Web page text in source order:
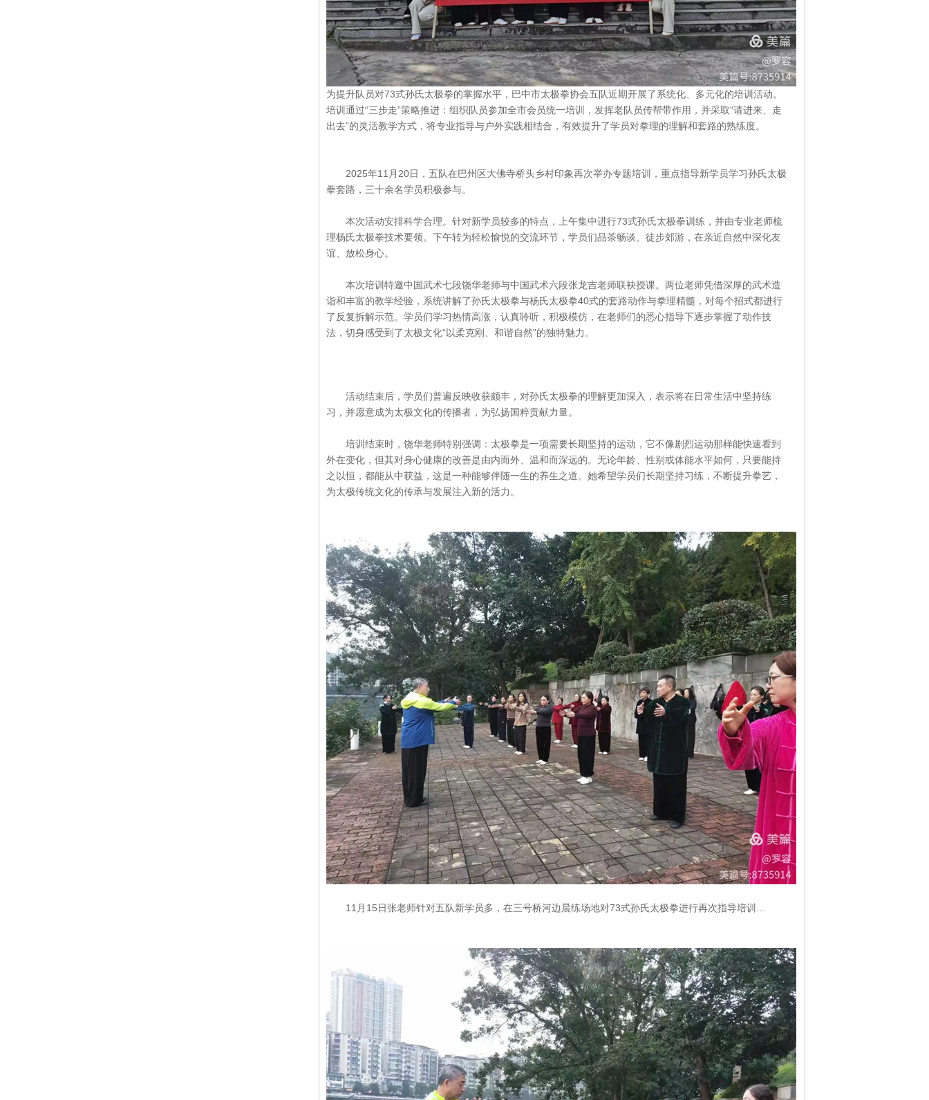
为提升队员对73式孙氏太极拳的掌握水平，巴中市太极拳协会五队近期开展了系统化、多元化的培训活动。
培训通过“三步走”策略推进：组织队员参加全市会员统一培训，发挥老队员传帮带作用，并采取“请进来、走
出去”的灵活教学方式，将专业指导与户外实践相结合，有效提升了学员对拳理的理解和套路的熟练度。
2025年11月20日，五队在巴州区大佛寺桥头乡村印象再次举办专题培训，重点指导新学员学习孙氏太极
拳套路，三十余名学员积极参与。
本次活动安排科学合理。针对新学员较多的特点，上午集中进行73式孙氏太极拳训练，并由专业老师梳
理杨氏太极拳技术要领。下午转为轻松愉悦的交流环节，学员们品茶畅谈、徒步郊游，在亲近自然中深化友
谊、放松身心。
本次培训特邀中国武术七段饶华老师与中国武术六段张龙吉老师联袂授课。两位老师凭借深厚的武术造
诣和丰富的教学经验，系统讲解了孙氏太极拳与杨氏太极拳40式的套路动作与拳理精髓，对每个招式都进行
了反复拆解示范。学员们学习热情高涨，认真聆听，积极模仿，在老师们的悉心指导下逐步掌握了动作技
法，切身感受到了太极文化“以柔克刚、和谐自然”的独特魅力。
活动结束后，学员们普遍反映收获颇丰，对孙氏太极拳的理解更加深入，表示将在日常生活中坚持练
习，并愿意成为太极文化的传播者，为弘扬国粹贡献力量。
培训结束时，饶华老师特别强调：太极拳是一项需要长期坚持的运动，它不像剧烈运动那样能快速看到
外在变化，但其对身心健康的改善是由内而外、温和而深远的。无论年龄、性别或体能水平如何，只要能持
之以恒，都能从中获益，这是一种能够伴随一生的养生之道。她希望学员们长期坚持习练，不断提升拳艺，
为太极传统文化的传承与发展注入新的活力。
11月15日张老师针对五队新学员多，在三号桥河边晨练场地对73式孙氏太极拳进行再次指导培训…